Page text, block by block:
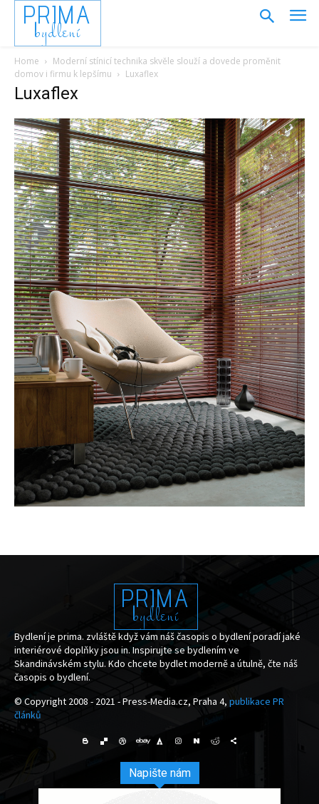
PRIMA
bydlení
Home
Moderní stínicí technika skvěle slouží a dovede proměnit
domov i firmu k lepšímu
Luxaflex
Luxaflex
PRIMA
bydlení
Bydlení je prima. zvláště když vám náš časopis o bydlení poradí jaké
interiérové doplňky jsou in. Inspirujte se bydlením ve
Skandinávském stylu. Kdo chcete bydlet moderně a útulně, čte náš
časopis o bydlení.
© Copyright 2008 - 2021 - Press-Media.cz, Praha 4, publikace PR
článků
Napište nám